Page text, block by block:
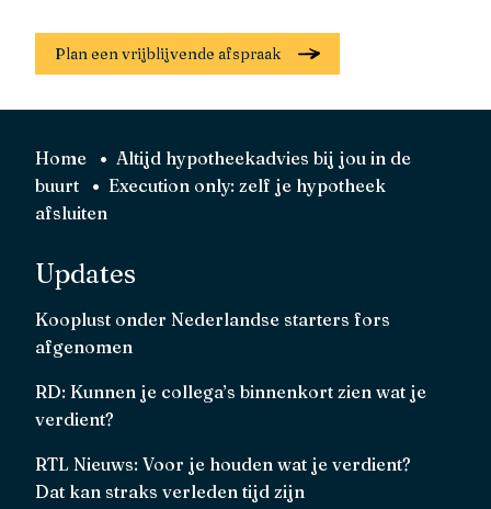
Plan een vrijblijvende afspraak
Home
Altijd hypotheekadvies bij jou in de
buurt
Execution only: zelf je hypotheek
afsluiten
Updates
Kooplust onder Nederlandse starters fors
afgenomen
RD: Kunnen je collega’s binnenkort zien wat je
verdient?
RTL Nieuws: Voor je houden wat je verdient?
Dat kan straks verleden tijd zijn